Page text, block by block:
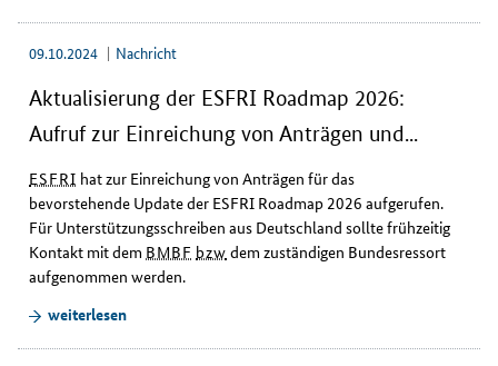
09.10.2024 Nachricht
Aktualisierung der ESFRI Roadmap 2026:
Aufruf zur Einreichung von Anträgen und...
ESFRI hat zur Einreichung von Anträgen für das
bevorstehende Updateder ESFRI Roadmap 2026 aufgerufen.
Für Unterstützungsschreiben aus Deutschland sollte frühzeitig
Kontakt mit dem BMBF bzw dem zuständigen Bundesressort
aufgenommen werden.
weiterlesen